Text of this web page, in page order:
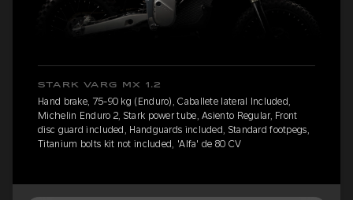
STARK VARG MX 1.2
Hand brake, 75-90 kg (Enduro), Caballete lateral Included,
Michelin Enduro 2, Stark power tube, Asiento Regular, Front
disc guard included, Handguards included, Standard footpegs,
Titanium bolts kit not included, 'Alfa' de 80 CV